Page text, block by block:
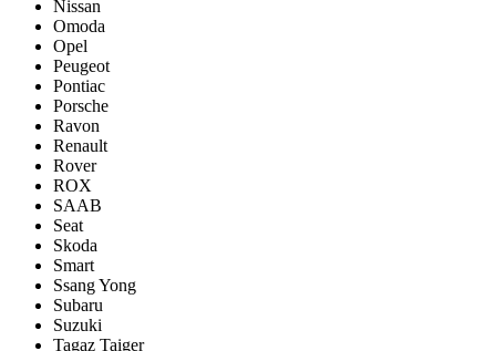
Nissan
Omoda
Opel
Peugeot
Pontiac
Porsсhe
Ravon
Renault
Rover
ROX
SAAB
Seat
Skoda
Smart
Ssang Yong
Subaru
Suzuki
Tagaz Taiger